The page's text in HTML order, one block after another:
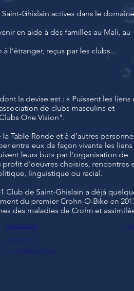
Ghislain actives dans le domaine
en aide à des familles au Mali, au
l’étranger, reçus par les clubs...
la devise est : « Puissent les liens
de clubs masculins et
One Vision".
Table Ronde et à d’autres
entre eux de façon vivante les liens
leurs buts par l'organisation de
d'oeuvres choisies, rencontres
linguistique ou racial.
Club de Saint-Ghislain a déjà
du premier Crohn-O-Bike en
des maladies de Crohn et
FACEBOOK ©
CONTACT >
E: info@kitaro41.be